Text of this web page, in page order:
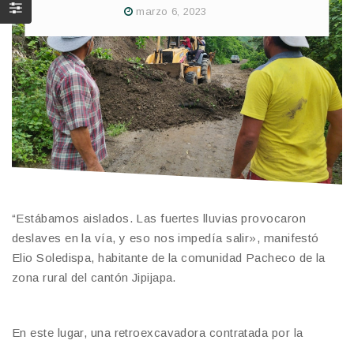
marzo 6, 2023
“Estábamos aislados. Las fuertes lluvias provocaron
deslaves en la vía, y eso nos impedía salir», manifestó
Elio Soledispa, habitante de la comunidad Pacheco de la
zona rural del cantón Jipijapa.
En este lugar, una retroexcavadora contratada por la